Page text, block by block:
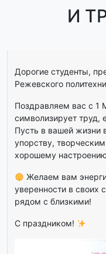
И
Дорогие студенты,
Режевского
Поздравляем вас с 1
символизирует труд,
Пусть в вашей жизни
упорству,
хорошему
Желаем вам
уверенности в своих
рядом с близкими!
С праздником!